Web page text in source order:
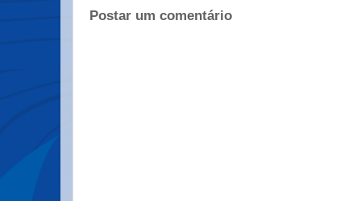
Postar um comentário